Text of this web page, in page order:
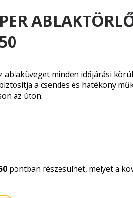
ablaküveget minden időjárási
a csendes és hatékony
az úton.
pontban részesülhet, melyet a